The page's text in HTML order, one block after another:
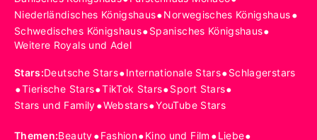
Niederländisches Königshaus•Norwegisches Königshaus•
Schwedisches Königshaus•Spanisches Königshaus•
Weitere Royals und Adel
Stars:Deutsche Stars•Internationale Stars•Schlagerstars
•Tierische Stars•TikTok Stars•Sport Stars•
Stars und Family•Webstars•YouTube Stars
Themen:Beauty•Fashion•Kino und Film •Liebe•